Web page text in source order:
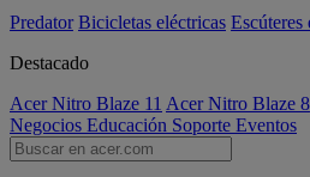
Predator Bicicletas eléctricas Escúteres
Destacado
Acer Nitro Blaze 11 Acer Nitro Blaze 8
Negocios Educación Soporte Eventos